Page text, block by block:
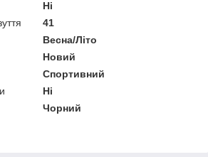
Ні
41
Весна/Літо
Новий
Спортивний
Ні
Чорний